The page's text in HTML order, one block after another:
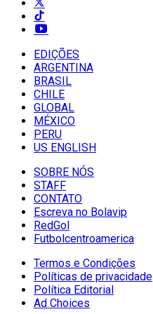
EDIÇÕES
ARGENTINA
BRASIL
CHILE
GLOBAL
MÉXICO
PERU
US ENGLISH
SOBRE NÓS
STAFF
CONTATO
Escreva no Bolavip
RedGol
Futbolcentroamerica
Termos e Condições
Políticas de privacidade
Política Editorial
Ad Choices